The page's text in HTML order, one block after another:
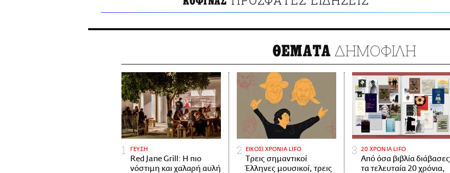
ΘΕΜΑΤΑ ΔΗΜΟΦΙΛΗ
ΓΕΥΣΗ
Red Jane Grill: Η πιο
νόστιμη και χαλαρή αυλή
ΕΙΚΟΣΙ ΧΡΟΝΙΑ LIFO
Tρεις σημαντικοί
Έλληνες μουσικοί, τρεις
20 ΧΡΟΝΙΑ LIFO
Από όσα βιβλία διάβασες
τα τελευταία 20 χρόνια,